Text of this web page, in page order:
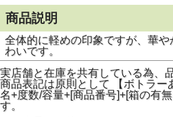
商品説明
全体的に軽めの印象ですが、華
わいです。
実店舗と在庫を共有している為、
商品表記は原則として 【ボトラー
名+度数/容量+[商品番号]+[箱の有
す。